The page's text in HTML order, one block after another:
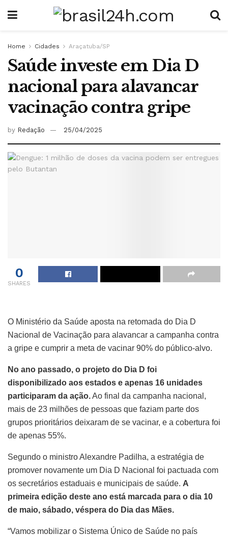
Home Cidades Araçatuba/SP
Saúde investe em Dia D
nacional para alavancar
vacinação contra gripe
by Redação 25/04/2025
0
SHARES
O Ministério da Saúde aposta na retomada do Dia D
Nacional de Vacinação para alavancar a campanha contra
a gripe e cumprir a meta de vacinar 90% do público-alvo.
No ano passado, o projeto do Dia D foi
disponibilizado aos estados e apenas 16 unidades
participaram da ação.Ao final da campanha nacional,
mais de 23 milhões de pessoas que faziam parte dos
grupos prioritários deixaram de se vacinar, e a cobertura foi
de apenas 55%.
Segundo o ministro Alexandre Padilha, a estratégia de
promover novamente um Dia D Nacional foi pactuada com
os secretários estaduais e municipais de saúde. A
primeira edição deste ano está marcada para o dia 10
de maio, sábado, véspera do Dia das Mães.
“Vamos mobilizar o Sistema Único de Saúde no país